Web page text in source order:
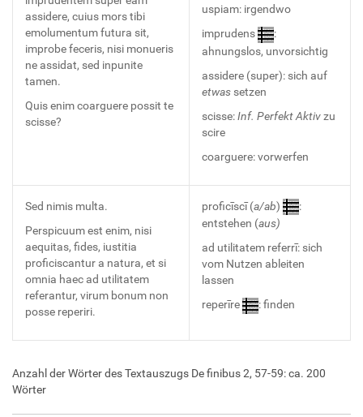
assidere, cuius mors tibi
emolumentum futura sit,
improbe feceris, nisi monueris
ne assidat, sed inpunite
tamen.
Quis enim coarguere possit te
scisse?
uspiam: irgendwo
imprudens
:
ahnungslos, unvorsichtig
assidere (super): sich auf
etwas setzen
scisse:Inf. Perfekt Aktivzu
scire
coarguere: vorwerfen
Sed nimis multa.
Perspicuum est enim, nisi
aequitas, fides, iustitia
proficiscantur a natura, et si
omnia haec ad utilitatem
referantur, virum bonum non
posse reperiri.
proficīscī (a/ab)
:
entstehen (aus)
ad utilitatem referrī: sich
vom Nutzen ableiten
lassen
reperīre
: finden
Anzahl der Wörter des Textauszugs De finibus 2, 57-59: ca. 200
Wörter